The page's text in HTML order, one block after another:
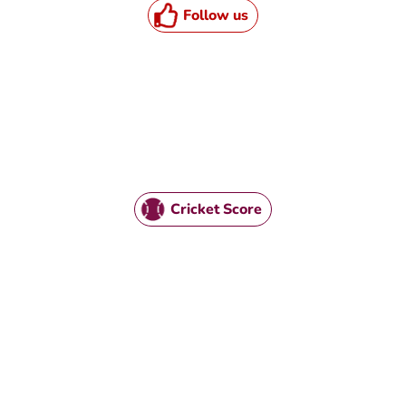
HTML / JS Code
Follow us
Cricket Score